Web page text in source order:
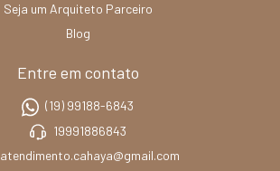
Seja um Arquiteto Parceiro
Blog
Entre em contato
(19) 99188-6843
19991886843
atendimento.cahaya@gmail.com